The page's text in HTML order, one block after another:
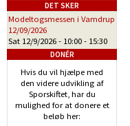
DET SKER
Modeltogsmessen i Vamdrup
12/09/2026
Sat 12/9/2026 - 10:00 - 15:30
DONÉR
Hvis du vil hjælpe med
den videre udvikling af
Sporskiftet, har du
mulighed for at donere et
beløb her: